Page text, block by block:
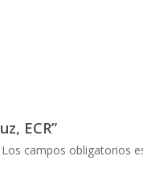
ECR”
Los campos obligatorios